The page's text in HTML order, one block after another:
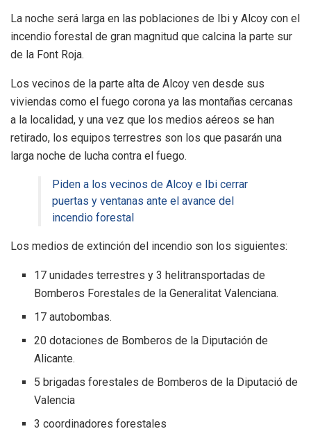
La noche será larga en las poblaciones de Ibi y Alcoy con el
incendio forestal de gran magnitud que calcina la parte sur
de la Font Roja.
Los vecinos de la parte alta de Alcoy ven desde sus
viviendas como el fuego corona ya las montañas cercanas
a la localidad, y una vez que los medios aéreos se han
retirado, los equipos terrestres son los que pasarán una
larga noche de lucha contra el fuego.
Piden a los vecinos de Alcoy e Ibi cerrar
puertas y ventanas ante el avance del
incendio forestal
Los medios de extinción del incendio son los siguientes:
17 unidades terrestres y 3 helitransportadas de
Bomberos Forestales de la Generalitat Valenciana.
17 autobombas.
20 dotaciones de Bomberos de la Diputación de
Alicante.
5 brigadas forestales de Bomberos de la Diputació de
Valencia
3 coordinadores forestales